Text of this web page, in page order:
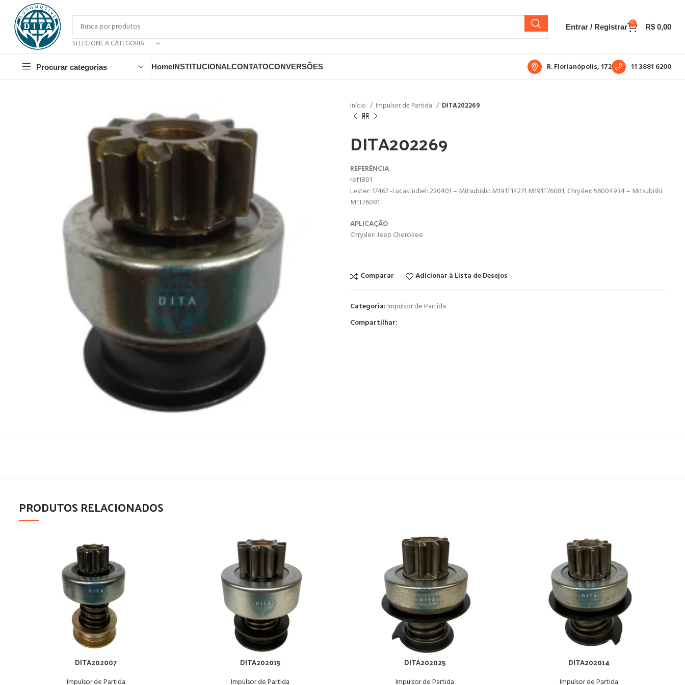
SELECIONE A CATEGORIA
Entrar / Registrar 0 R$ 0,00
Procurar categorias HomeINSTITUCIONALCONTATOCONVERSÕES R. Florianópolis, 172 11 3881 6200
Início Impulsor de Partida DITA202269
DITA202269
REFERÊNCIA
ref1801
Lester: 17467 -Lucas lndiel: 220401 – Mitsubishi: M191T14271 M191T76081, Chrysler: 56004934 – Mitsubishi:
M1T76081
APLICAÇÃO
Chrysler: Jeep Cherokee
Comparar Adicionar à Lista de Desejos
Categoria: Impulsor de Partida
Compartilhar:
PRODUTOS RELACIONADOS
DITA202007
Impulsor de Partida
DITA202015
Impulsor de Partida
DITA202025
Impulsor de Partida
DITA202014
Impulsor de Partida